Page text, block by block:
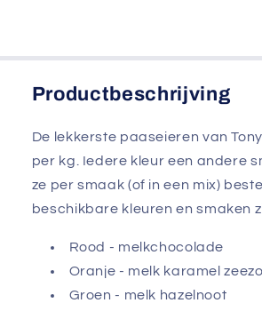
Productbeschrijving
De lekkerste paaseieren van
per kg. Iedere kleur een andere
ze per smaak (of in een mix)
beschikbare kleuren en smaken
Rood - melkchocolade
Oranje - melk karamel
Groen - melk hazelnoot